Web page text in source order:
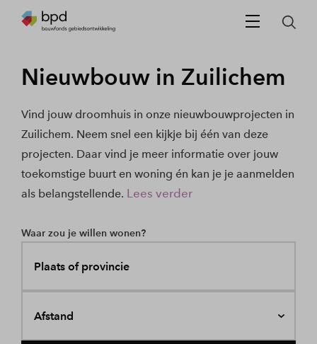
Nieuwbouw in Zuilichem
Vind jouw droomhuis in onze nieuwbouwprojecten in
Zuilichem. Neem snel een kijkje bij één van deze
projecten. Daar vind je meer informatie over jouw
toekomstige buurt en woning én kan je je aanmelden
als belangstellende. Lees verder
Waar zou je willen wonen?
Plaats of provincie
Afstand